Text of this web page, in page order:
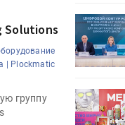
Solutions
|
Plockmatic
группу
за идеями,